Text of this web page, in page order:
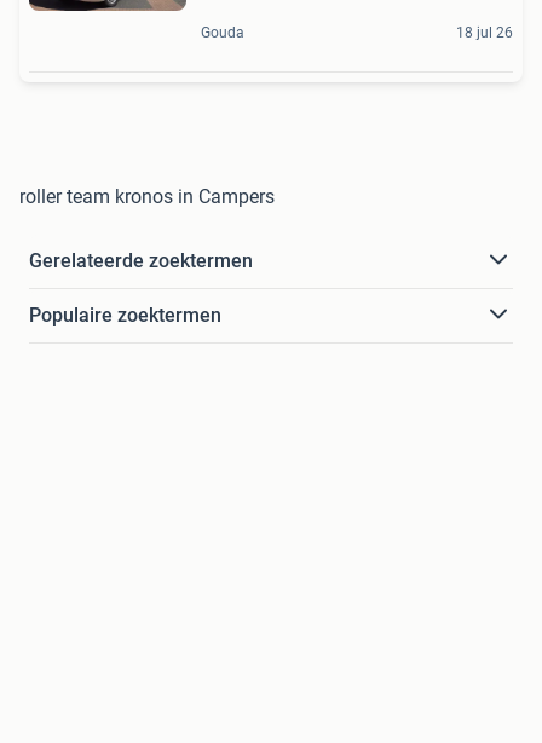
Gouda 18 jul 26
roller team kronos in Campers
Gerelateerde zoektermen
Populaire zoektermen